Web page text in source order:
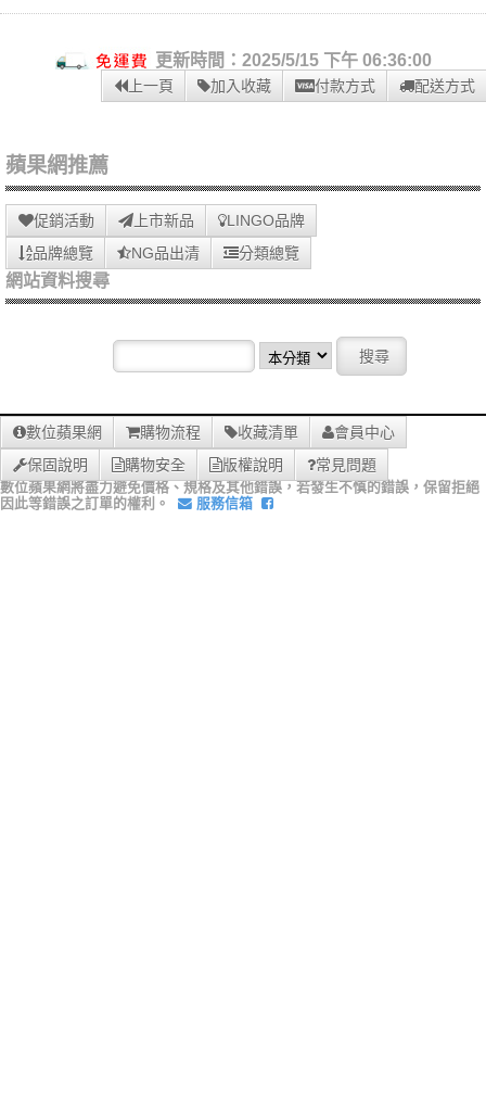
更新時間：2025/5/15 下午 06:36:00
上一頁 加入收藏 付款方式 配送方式
蘋果網推薦
促銷活動 上市新品
LINGO品牌
品牌總覽
NG品出清 分類總覽
網站資料搜尋
數位蘋果網 購物流程 收藏清單
會員中心
保固說明
購物安全 版權說明 常見問題
數位蘋果網將盡力避免價格、規格及其他錯誤，若發生不慎的錯誤，保留拒絕
因此等錯誤之訂單的權利。
服務信箱